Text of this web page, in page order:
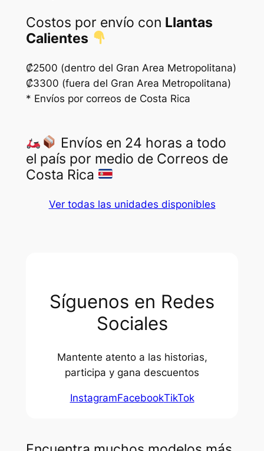
Costos por envío con Llantas
Calientes
₡2500 (dentro del Gran Area Metropolitana)
₡3300 (fuera del Gran Area Metropolitana)
* Envíos por correos de Costa Rica
Envíos en 24 horas a todo
el país por medio de Correos de
Costa Rica
Ver todas las unidades disponibles
Síguenos en Redes
Sociales
Mantente atento a las historias,
participa y gana descuentos
InstagramFacebookTikTok